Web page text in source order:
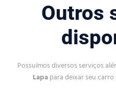
Outros
Possuímos diversos serviços
Lapapara deixar seu